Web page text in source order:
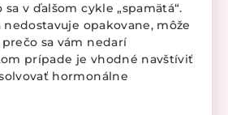
v ďalšom cykle „spamätá“.
nedostavuje opakovane, môže
sa vám nedarí
prípade je vhodné navštíviť
hormonálne